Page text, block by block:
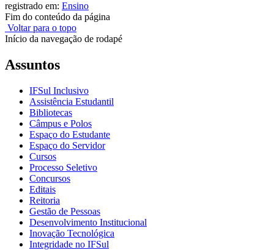
registrado em: Ensino
Fim do conteúdo da página
Voltar para o topo
Início da navegação de rodapé
Assuntos
IFSul Inclusivo
Assistência Estudantil
Bibliotecas
Câmpus e Polos
Espaço do Estudante
Espaço do Servidor
Cursos
Processo Seletivo
Concursos
Editais
Reitoria
Gestão de Pessoas
Desenvolvimento Institucional
Inovação Tecnológica
Integridade no IFSul